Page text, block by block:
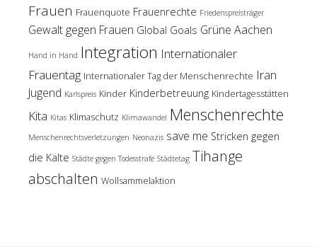
Frauen Frauenquote Frauenrechte Friedenspreisträger
Gewalt gegen Frauen Global Goals Grüne Aachen
Hand in Hand Integration Internationaler
Frauentag Internationaler Tag der Menschenrechte Iran
Jugend Karlspreis Kinder Kinderbetreuung Kindertagesstätten
Kita Kitas Klimaschutz Klimawandel Menschenrechte
Menschenrechtsverletzungen Neonazis save me Stricken gegen
die Kälte Städte gegen Todesstrafe Städtetag Tihange
abschalten Wollsammelaktion